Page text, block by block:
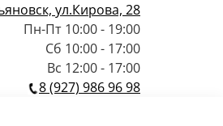
ул.Кирова, 28
Пн-Пт 10:00 - 19:00
Сб 10:00 - 17:00
Вс 12:00 - 17:00
8 (927) 986 96 98